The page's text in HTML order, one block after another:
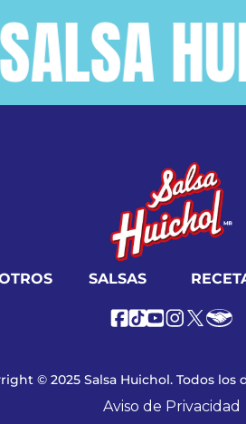
SALSAS
© 2025 Salsa Huichol. Todos los
Aviso de Privacidad